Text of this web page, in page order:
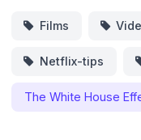
Films
Netflix-tips
The White House